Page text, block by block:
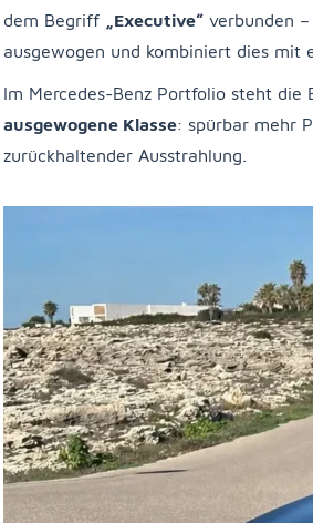
dem Begriff
„Executive“ verbunden
ausgewogen und kombiniert dies mit
Im Mercedes-Benz Portfolio steht die
ausgewogene Klasse: spürbar mehr
zurückhaltender Ausstrahlung.